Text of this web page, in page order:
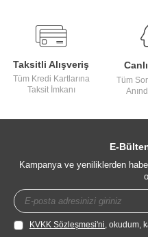
Taksitli Alışveriş
Tüm Kredi Kartlarına
Taksit İmkanı
Tüm
E-
Kampanya ve yeniliklerden
KVKK Sözleşmesi'ni, okudum,